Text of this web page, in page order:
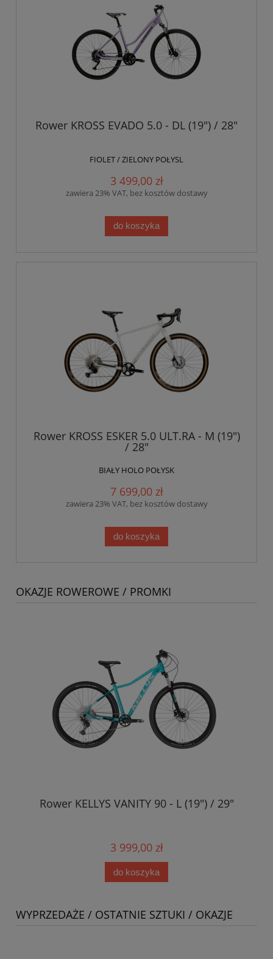
Rower KROSS EVADO 5.0 - DL (19") / 28"
FIOLET / ZIELONY POŁYSL
3 499,00 zł
zawiera 23% VAT, bez kosztów dostawy
do koszyka
Rower KROSS ESKER 5.0 ULT.RA - M (19")
/ 28"
BIAŁY HOLO POŁYSK
7 699,00 zł
zawiera 23% VAT, bez kosztów dostawy
do koszyka
OKAZJE ROWEROWE / PROMKI
Rower KELLYS VANITY 90 - L (19") / 29"
3 999,00 zł
do koszyka
WYPRZEDAŻE / OSTATNIE SZTUKI / OKAZJE